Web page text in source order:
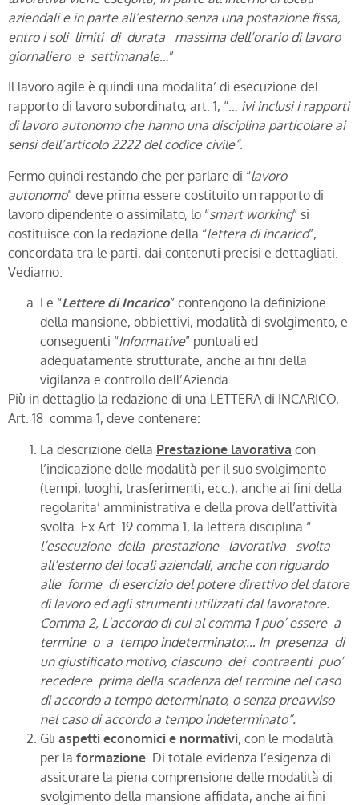
aziendali e in parte all’esterno senza una postazione fissa,
entro i soli limiti di durata massima dell’orario di lavoro
giornaliero e settimanale…”
Il lavoro agile è quindi una modalita’ di esecuzione del
rapporto di lavoro subordinato, art. 1, “… ivi inclusi i rapporti
di lavoro autonomo che hanno una disciplina particolare ai
sensi dell’articolo 2222 del codice civile”.
Fermo quindi restando che per parlare di “lavoro
autonomo” deve prima essere costituito un rapporto di
lavoro dipendente o assimilato, lo “smart working” si
costituisce con la redazione della “lettera di incarico”,
concordata tra le parti, dai contenuti precisi e dettagliati.
Vediamo.
Le “Lettere di Incarico” contengono la definizione
della mansione, obbiettivi, modalità di svolgimento, e
conseguenti “Informative” puntuali ed
adeguatamente strutturate, anche ai fini della
vigilanza e controllo dell’Azienda.
Più in dettaglio la redazione di una LETTERA di INCARICO,
Art. 18 comma 1, deve contenere:
La descrizione della Prestazione lavorativa con
l’indicazione delle modalità per il suo svolgimento
(tempi, luoghi, trasferimenti, ecc.), anche ai fini della
regolarita’ amministrativa e della prova dell’attività
svolta. Ex Art. 19 comma 1, la lettera disciplina “…
l’esecuzione della prestazione lavorativa svolta
all’esterno dei locali aziendali, anche con riguardo
alle forme di esercizio del potere direttivo del datore
di lavoro ed agli strumenti utilizzati dal lavoratore.
Comma 2, L’accordo di cui al comma 1 puo’ essere a
termine o a tempo indeterminato;… In presenza di
un giustificato motivo, ciascuno dei contraenti puo’
recedere prima della scadenza del termine nel caso
di accordo a tempo determinato, o senza preavviso
nel caso di accordo a tempo indeterminato”.
Gli aspetti economici e normativi, con le modalità
per la formazione . Di totale evidenza l’esigenza di
assicurare la piena comprensione delle modalità di
svolgimento della mansione affidata, anche ai fini